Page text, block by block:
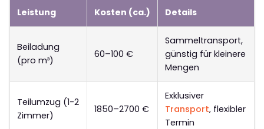
Leistung Kosten (ca.) Details
Beiladung
(pro m³)
60–100 €
Sammeltransport,
günstig für kleinere
Mengen
Teilumzug (1-2
Zimmer)
1850–2700 €
Exklusiver
Transport, flexibler
Termin